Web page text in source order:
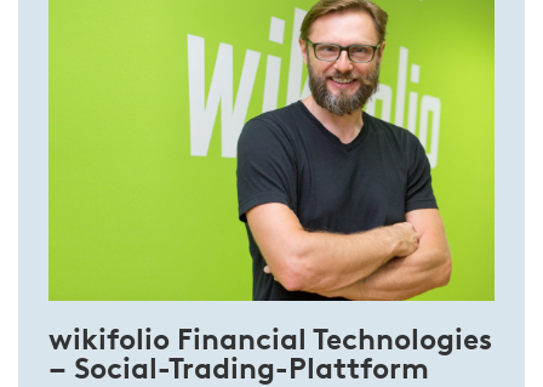
wikifolio Financial Technologies
– Social-Trading-Plattform